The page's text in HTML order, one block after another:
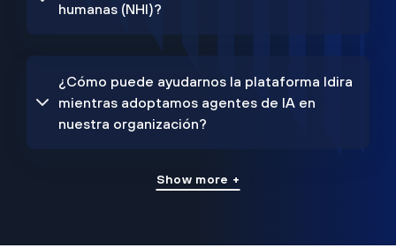
humanas (NHI)?
¿Cómo puede ayudarnos la plataforma Idira
mientras adoptamos agentes de IA en
nuestra organización?
Show more +